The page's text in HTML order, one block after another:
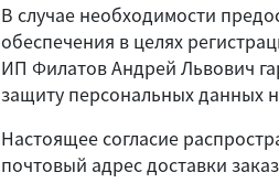
В случае необходимости
обеспечения в целях
ИП Филатов Андрей Львович
защиту персональных данных
Настоящее согласие
почтовый адрес доставки